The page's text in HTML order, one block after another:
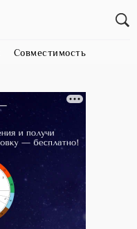
Совместимость